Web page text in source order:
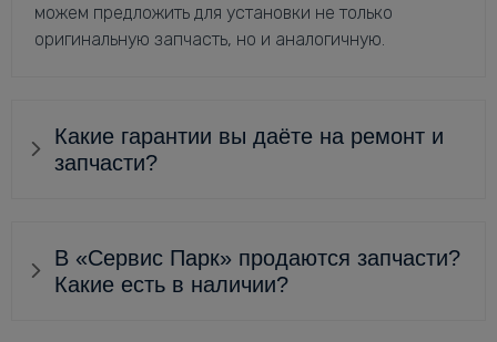
можем предложить для установки не только
оригинальную запчасть, но и аналогичную.
Какие гарантии вы даёте на ремонт и
запчасти?
В «Сервис Парк» продаются запчасти?
Какие есть в наличии?